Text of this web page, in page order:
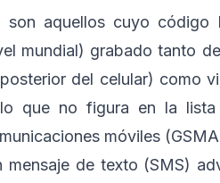
son aquellos cuyo
mundial) grabado tanto
del celular) como
que no figura en la
móviles
mensaje de texto (SMS)